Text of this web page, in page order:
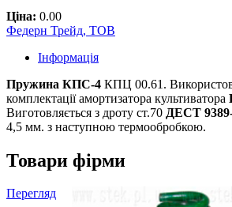
Ціна: 0.00
Федерн Трейд, ТОВ
Інформація
Пружина КПС-4 КПЦ 00.61 .
комплектаціїамортизатора культиватора
Виготовляється з дроту ст.70 ДЕСТ
4,5 мм. з наступною термообробкою.
Товари фірми
Перегляд